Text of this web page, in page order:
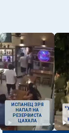
ИСПАНЕЦ ЗРЯ
НАПАЛ НА
РЕЗЕРВИСТА
ЦАХАЛА